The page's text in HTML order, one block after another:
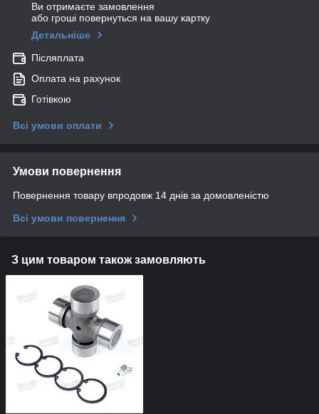
Ви отримаєте замовлення
або гроші повернуться на вашу картку
Детальніше
Післяплата
Оплата на рахунок
Готівкою
Всі умови оплати
Умови повернення
Повернення товару впродовж 14 днів за домовленістю
Всі умови повернення
З цим товаром також замовляють